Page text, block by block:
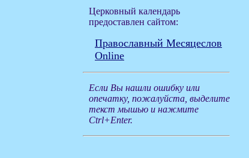
Церковный календарь
предоставлен сайтом:
Православный Месяцеслов
Online
Если Вы нашли ошибку или
опечатку, пожалуйста, выделите
текст мышью и нажмите
Ctrl+Enter.